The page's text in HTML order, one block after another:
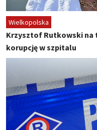
Wielkopolska
Krzysztof Rutkowski na
korupcję w szpitalu